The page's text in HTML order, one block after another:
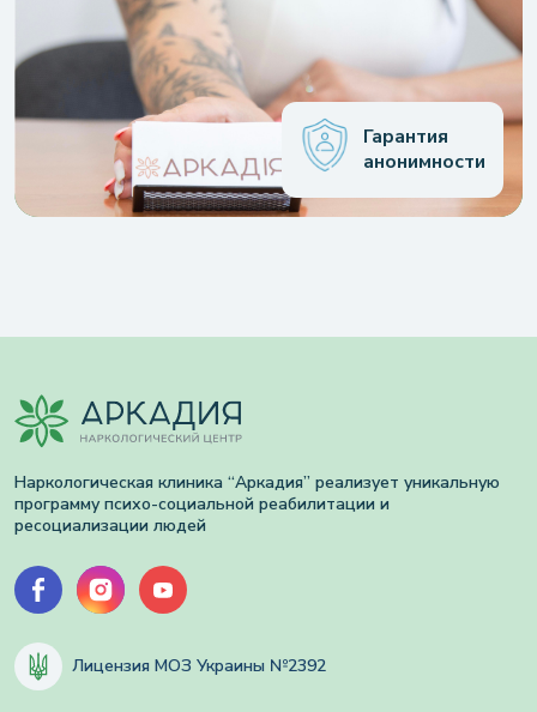
Гарантия
анонимности
Наркологическая клиника “Аркадия” реализует уникальную
программу психо-социальной реабилитации и
ресоциализации людей
Лицензия МОЗ Украины №2392